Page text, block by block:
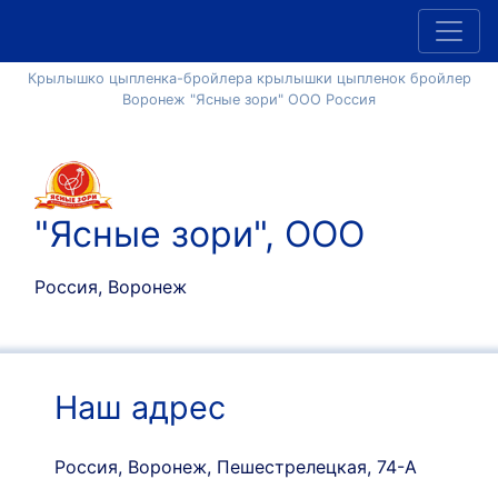
Крылышко цыпленка-бройлера крылышки цыпленок бройлер
Воронеж "Ясные зори" ООО Россия
"Ясные зори", ООО
Россия, Воронеж
Наш адрес
Россия, Воронеж, Пешестрелецкая, 74-А